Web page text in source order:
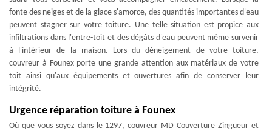
fonte des neiges et de la glace s'amorce, des quantités importantes d'eau
peuvent stagner sur votre toiture. Une telle situation est propice aux
infiltrations dans l'entre-toit et des dégâts d'eau peuvent même survenir
à l'intérieur de la maison. Lors du déneigement de votre toiture,
couvreur à Founex porte une grande attention aux matériaux de votre
toit ainsi qu'aux équipements et ouvertures afin de conserver leur
intégrité.
Urgence réparation toiture à Founex
Où que vous soyez dans le 1297, couvreur MD Couverture Zingueur et